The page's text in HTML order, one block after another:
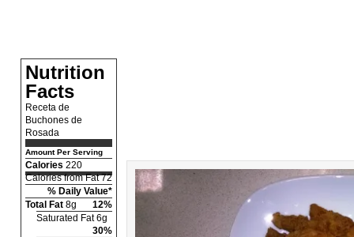
Nutrition
Facts
Receta de
Buchones de
Rosada
Amount Per Serving
Calories 220
Calories from Fat 72
% Daily Value*
Total Fat 8g
12%
Saturated Fat 6g
30%